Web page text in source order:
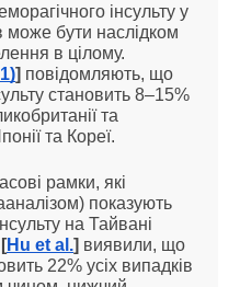
інсульту у
може бути наслідком
в цілому.
] повідомляють, що
становить 8–15%
та
та Кореї.
рамки, які
показують
на Тайвані
[Hu et al.] виявили, що
22% усіх випадків